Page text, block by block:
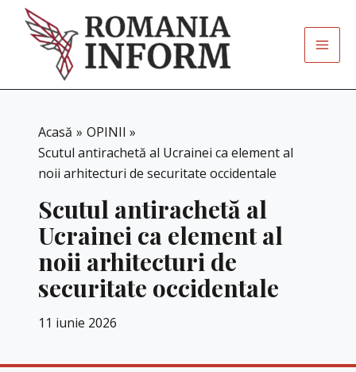
content
Acasă
OPINII
Scutul antirachetă al Ucrainei ca element al
noii arhitecturi de securitate occidentale
Scutul antirachetă al
Ucrainei ca element al
noii arhitecturi de
securitate occidentale
11 iunie 2026